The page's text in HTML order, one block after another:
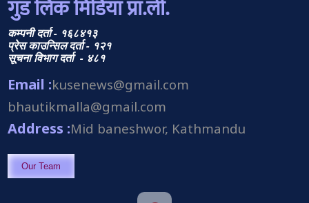
गुड लिंक मिडिया प्रा.ली.
कम्पनी दर्ता - १६८४१३
प्रेस काउन्सिल दर्ता - १२१
सूचना विभाग दर्ता - ४८१
Email :kusenews@gmail.com
bhautikmalla@gmail.com
Address :Mid baneshwor, Kathmandu
Our Team